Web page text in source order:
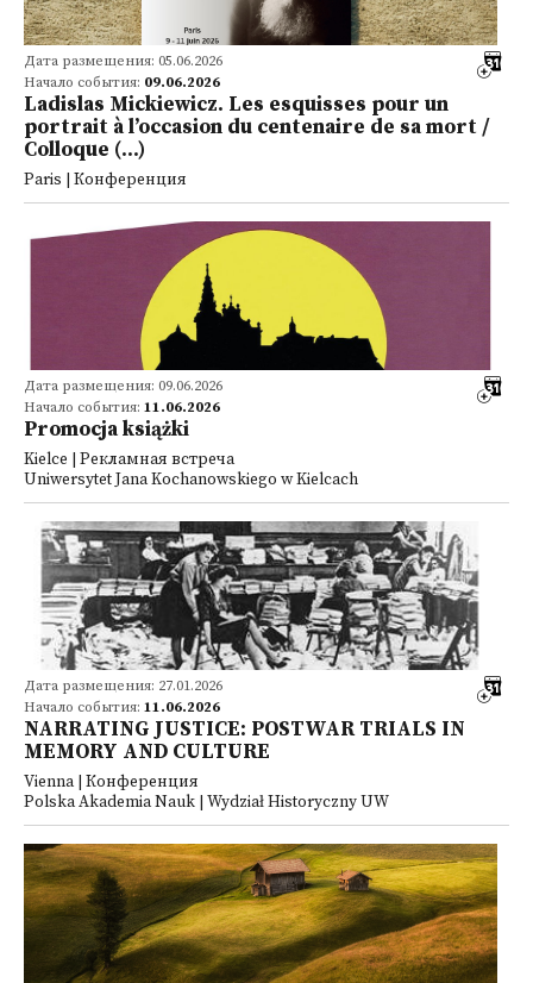
Дата размещения: 05.06.2026
Начало события: 09.06.2026
Ladislas Mickiewicz. Les esquisses pour un
portrait à l’occasion du centenaire de sa mort /
Colloque (...)
Paris | Конференция
Дата размещения: 09.06.2026
Начало события: 11.06.2026
Promocja książki
Kielce | Рекламная встреча
Uniwersytet Jana Kochanowskiego w Kielcach
Дата размещения: 27.01.2026
Начало события: 11.06.2026
NARRATING JUSTICE: POSTWAR TRIALS IN
MEMORY AND CULTURE
Vienna | Конференция
Polska Akademia Nauk | Wydział Historyczny UW